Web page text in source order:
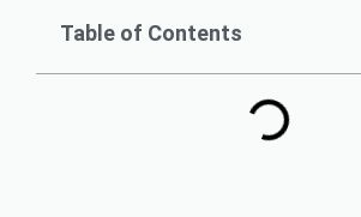
Table of Contents